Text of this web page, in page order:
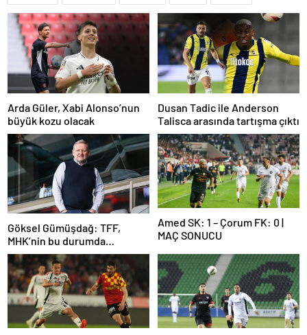
Arda Güler, Xabi Alonso’nun
büyük kozu olacak
Dusan Tadic ile Anderson
Talisca arasında tartışma çıktı
Göksel Gümüşdağ: TFF,
MHK’nin bu durumda
olmasının sorumlusudur
Amed SK: 1 – Çorum FK: 0 |
MAÇ SONUCU